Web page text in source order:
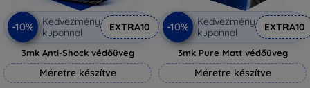
-10%
Kedvezmény
kuponnal
EXTRA10
3mk Anti-Shock védőüveg
Méretre készítve
-10%
Kedvezmény
kuponnal
EXTRA10
3mk Pure Matt védőüveg
Méretre készítve